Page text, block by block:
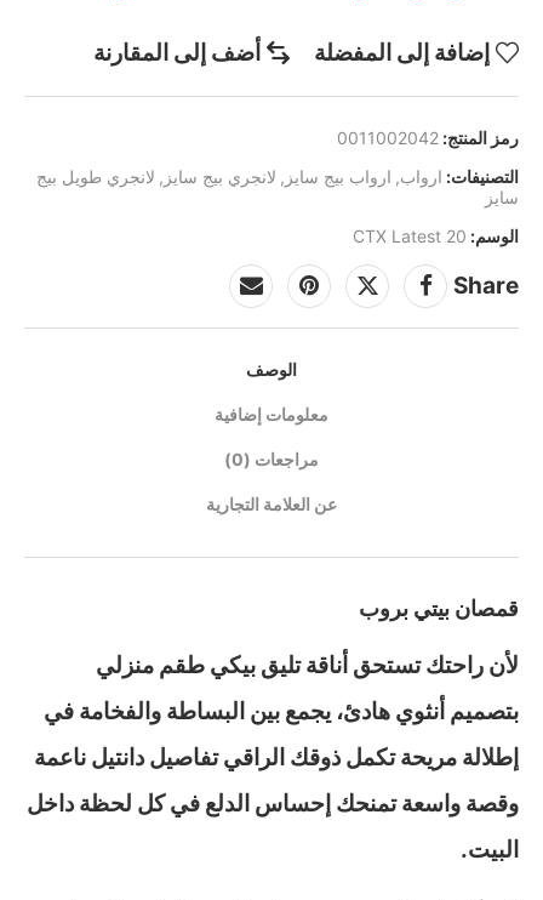
إضافة إلى المفضلة أضف إلى المقارنة
رمز المنتج: 0011002042
التصنيفات: ارواب, ارواب بيج سايز , لانجري بيج سايز , لانجري طويل بيج
سايز
الوسم: CTX Latest 20
Share
الوصف
معلومات إضافية
مراجعات (0)
عن العلامة التجارية
قمصان بيتي بروب
لأن راحتك تستحق أناقة تليق بيكي طقم منزلي
بتصميم أنثوي هادئ، يجمع بين البساطة والفخامة في
إطلالة مريحة تكمل ذوقك الراقي تفاصيل دانتيل ناعمة
وقصة واسعة تمنحك إحساس الدلع في كل لحظة داخل
البيت.